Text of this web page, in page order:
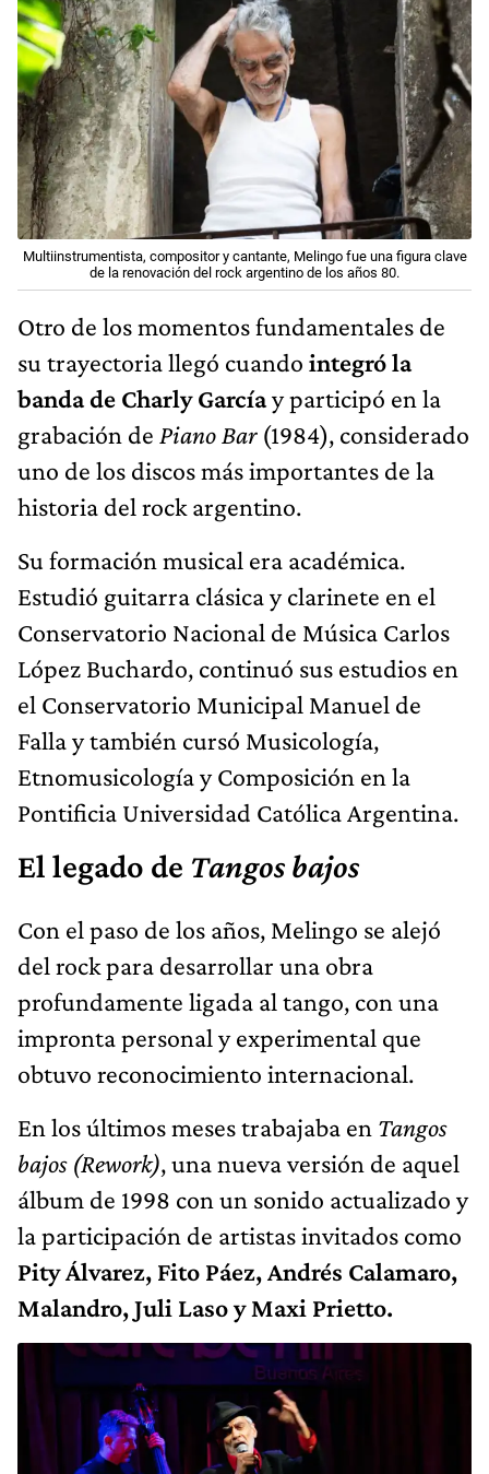
Multiinstrumentista, compositor y cantante, Melingo fue una figura clave
de la renovación del rock argentino de los años 80.
Otro de los momentos fundamentales de
su trayectoria llegó cuando integró la
banda de Charly Garcíay participó en la
grabación de Piano Bar(1984), considerado
uno de los discos más importantes de la
historia del rock argentino.
Su formación musical era académica.
Estudió guitarra clásica y clarinete en el
Conservatorio Nacional de Música Carlos
López Buchardo, continuó sus estudios en
el Conservatorio Municipal Manuel de
Falla y también cursó Musicología,
Etnomusicología y Composición en la
Pontificia Universidad Católica Argentina.
El legado de Tangos bajos
Con el paso de los años, Melingo se alejó
del rock para desarrollar una obra
profundamente ligada al tango, con una
impronta personal y experimental que
obtuvo reconocimiento internacional.
En los últimos meses trabajaba en Tangos
bajos (Rework), una nueva versión de aquel
álbum de 1998 con un sonido actualizado y
la participación de artistas invitados como
Pity Álvarez, Fito Páez, Andrés Calamaro,
Malandro, Juli Laso y Maxi Prietto.